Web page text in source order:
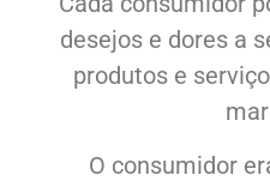
desejos e dores a
produtos e
O consumidor